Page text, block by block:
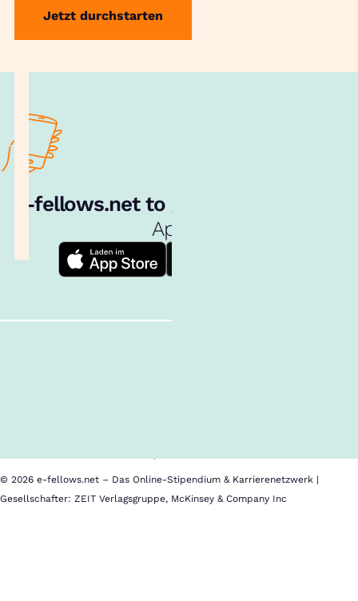
Jetzt durchstarten
e‑fellows.net to go:
App!
© 2026 e-fellows.net – Das Online-Stipendium & Karrierenetzwerk |
Gesellschafter: ZEIT Verlagsgruppe, McKinsey & Company Inc